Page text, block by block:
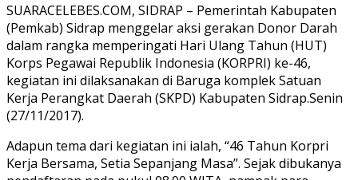
SUARACELEBES.COM, SIDRAP – Pemerintah Kabupaten
(Pemkab) Sidrap menggelar aksi gerakan Donor Darah
dalam rangka memperingati Hari Ulang Tahun (HUT)
Korps Pegawai Republik Indonesia (KORPRI) ke-46,
kegiatan ini dilaksanakan di Baruga komplek Satuan
Kerja Perangkat Daerah (SKPD) Kabupaten Sidrap.Senin
(27/11/2017).
Adapun tema dari kegiatan ini ialah, “46 Tahun Korpri
Kerja Bersama, Setia Sepanjang Masa”. Sejak dibukanya